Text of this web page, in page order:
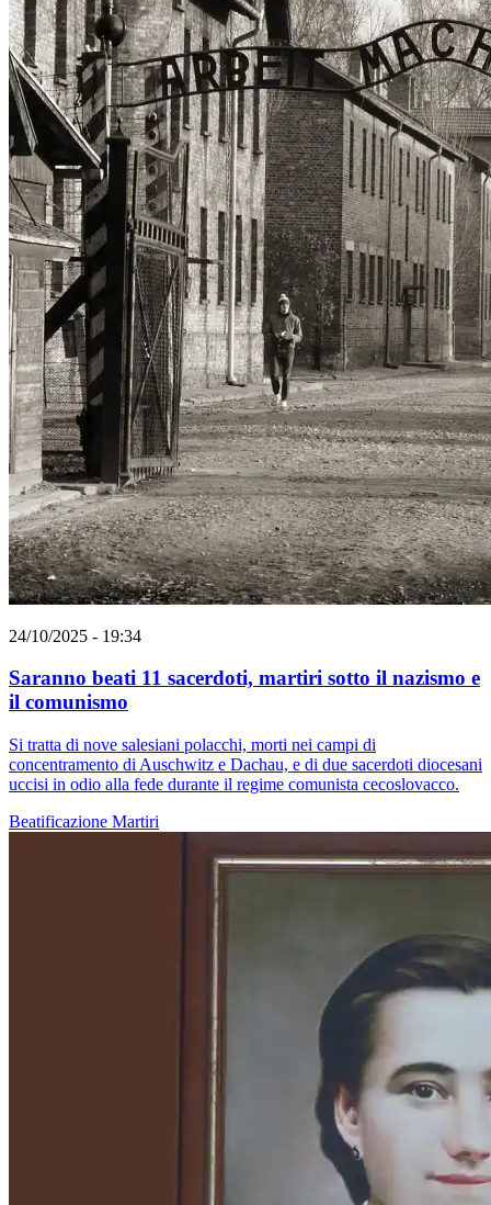
24/10/2025 - 19:34
Saranno beati 11 sacerdoti, martiri sotto il nazismo e
il comunismo
Si tratta di nove salesiani polacchi, morti nei campi di
concentramento di Auschwitz e Dachau, e di due sacerdoti diocesani
uccisi in odio alla fede durante il regime comunista cecoslovacco.
Beatificazione Martiri